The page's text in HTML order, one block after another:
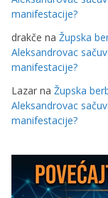
manifestacije?
drakče na Župska
Aleksandrovac
manifestacije?
Lazar na Župska
Aleksandrovac
manifestacije?